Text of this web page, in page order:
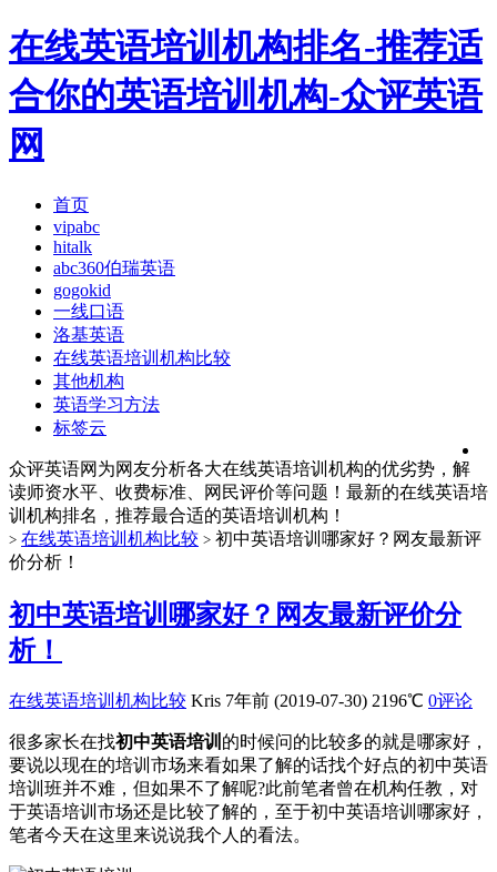
在线英语培训机构排名-推荐适
合你的英语培训机构-众评英语
网
首页
vipabc
hitalk
abc360伯瑞英语
gogokid
一线口语
洛基英语
在线英语培训机构比较
其他机构
英语学习方法
标签云
众评英语网为网友分析各大在线英语培训机构的优劣势，解
读师资水平、收费标准、网民评价等问题！最新的在线英语培
训机构排名，推荐最合适的英语培训机构！
> 在线英语培训机构比较 > 初中英语培训哪家好？网友最新评
价分析！
初中英语培训哪家好？网友最新评价分
析！
在线英语培训机构比较 Kris 7年前 (2019-07-30) 2196℃ 0评论
很多家长在找初中英语培训 的时候问的比较多的就是哪家好，
要说以现在的培训市场来看如果了解的话找个好点的初中英语
培训班并不难，但如果不了解呢?此前笔者曾在机构任教，对
于英语培训市场还是比较了解的，至于初中英语培训哪家好，
笔者今天在这里来说说我个人的看法。